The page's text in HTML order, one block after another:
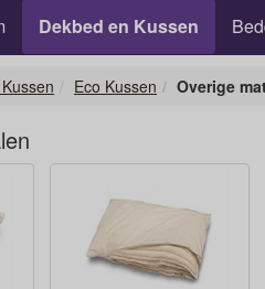
Dekbed en Kussen
Eco Kussen Overige